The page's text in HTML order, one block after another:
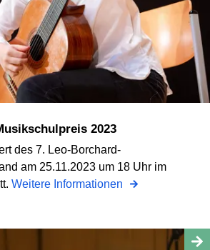
2023
des 7. Leo-Borchard-
am 25.11.2023 um 18 Uhr im
Weitere Informationen